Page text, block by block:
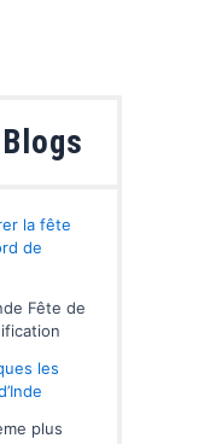
la fête
de
Fête de
les
plus